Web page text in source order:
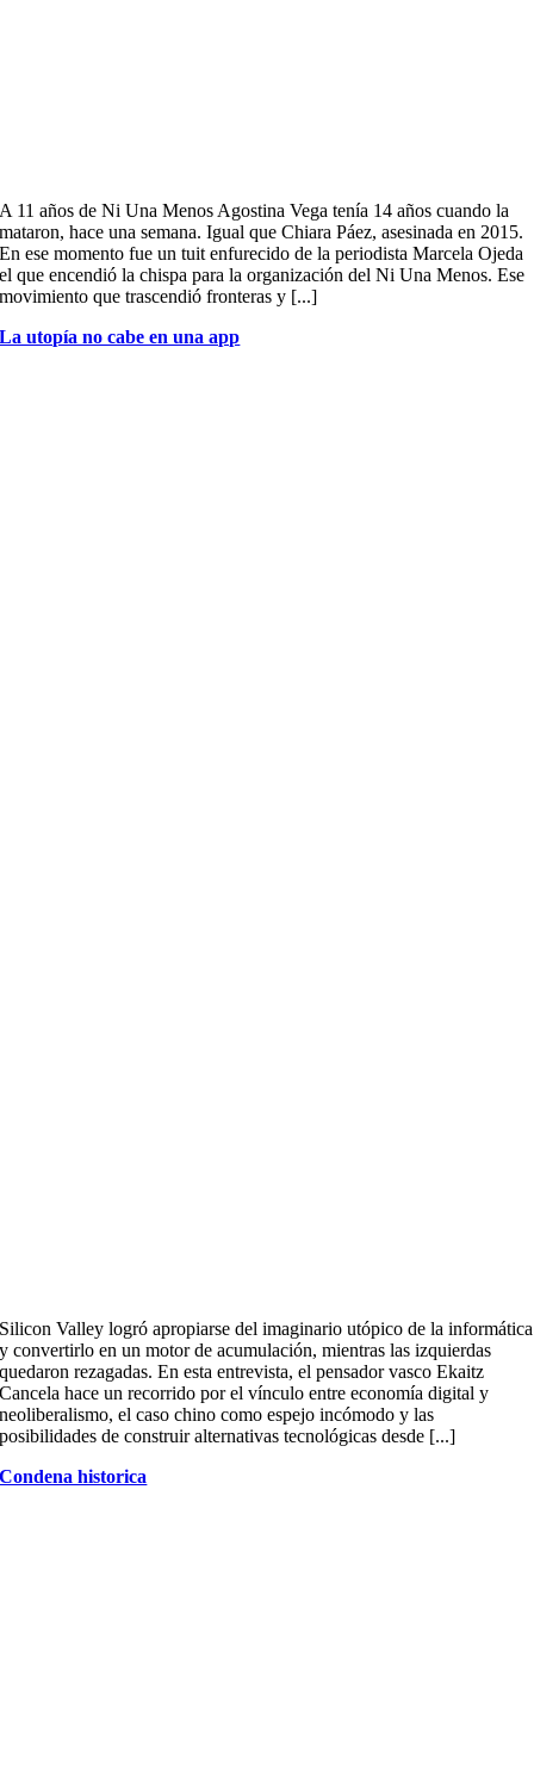
A 11 años de Ni Una Menos Agostina Vega tenía 14 años cuando la
mataron, hace una semana. Igual que Chiara Páez, asesinada en 2015.
En ese momento fue un tuit enfurecido de la periodista Marcela Ojeda
el que encendió la chispa para la organización del Ni Una Menos. Ese
movimiento que trascendió fronteras y [...]
La utopía no cabe en una app
Silicon Valley logró apropiarse del imaginario utópico de la informática
y convertirlo en un motor de acumulación, mientras las izquierdas
quedaron rezagadas. En esta entrevista, el pensador vasco Ekaitz
Cancela hace un recorrido por el vínculo entre economía digital y
neoliberalismo, el caso chino como espejo incómodo y las
posibilidades de construir alternativas tecnológicas desde [...]
Condena historica